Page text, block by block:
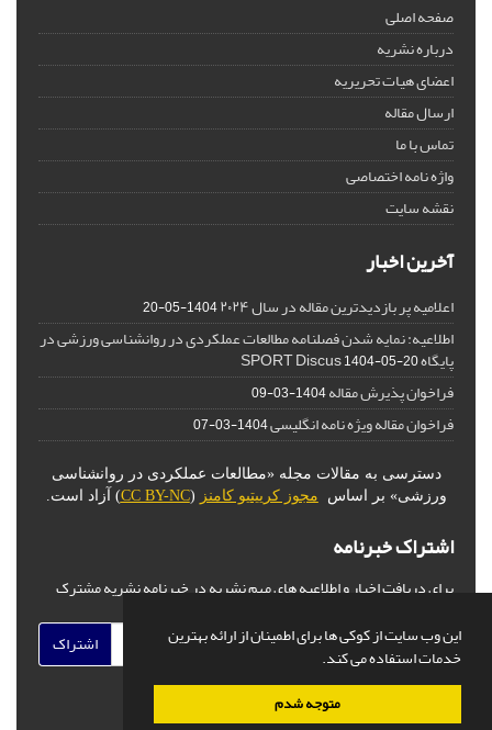
این وب سایت از کوکی ها برای اطمینان از ارائه بهترین
خدمات استفاده می کند.
متوجه شدم
صفحه اصلی
درباره نشریه
اعضای هیات تحریریه
ارسال مقاله
تماس با ما
واژه نامه اختصاصی
نقشه سایت
آخرین اخبار
اعلامیه پر بازدیدترین مقاله در سال ۲۰۲۴ 1404-05-20
اطلاعیه: نمایه شدن فصلنامه مطالعات عملکردی در روانشناسی ورزشی در
پایگاه SPORT Discus1404-05-20
فراخوان پذیرش مقاله1404-03-09
فراخوان مقاله ویژه نامه انگلیسی1404-03-07
دسترسی به مقالات مجله «مطالعات عملکردی در روانشناسی
ورزشی» بر اساس
مجوز کرییتیو کامنز (
CC BY-NC) آزاد است.
اشتراک خبرنامه
برای دریافت اخبار و اطلاعیه های مهم نشریه در خبرنامه نشریه مشترک
اشتراک